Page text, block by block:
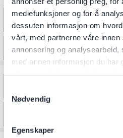
mediefunksjoner og for å
dessuten informasjon om
vårt, med partnerne våre innen
annonsering og
med annen informasjon du har
Nødvendig
Egenskaper